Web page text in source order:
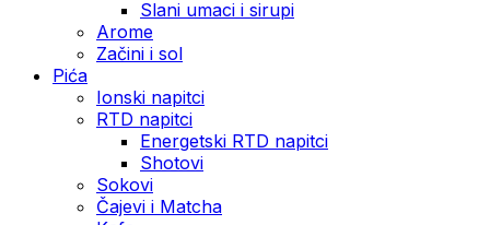
Slani umaci i sirupi
Arome
Začini i sol
Pića
Ionski napitci
RTD napitci
Energetski RTD napitci
Shotovi
Sokovi
Čajevi i Matcha